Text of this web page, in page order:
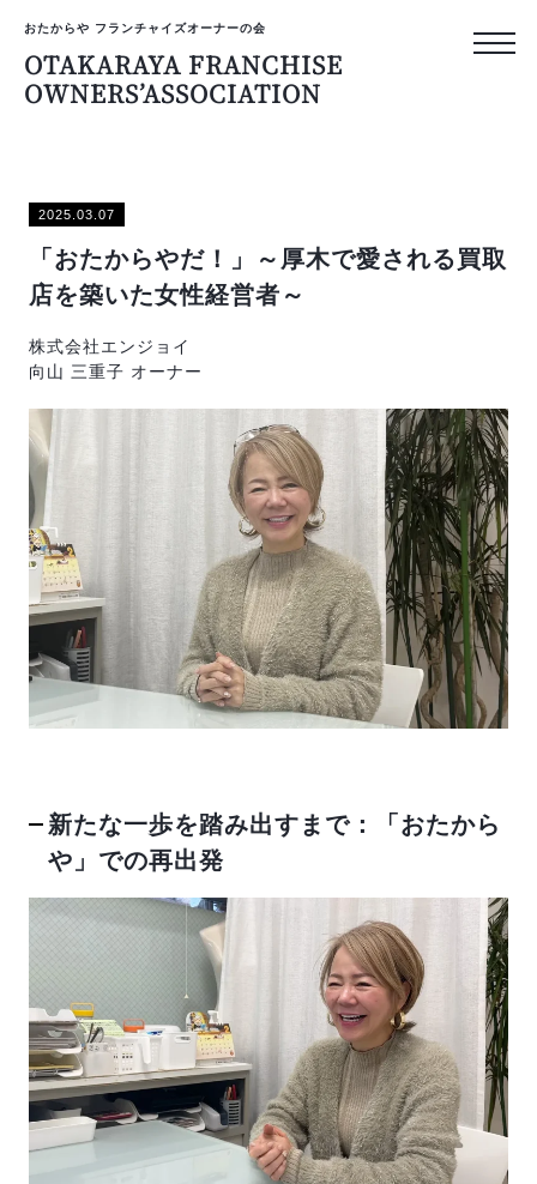
おたからや フランチャイズオーナーの会
OTAKARAYA FRANCHISE
OWNERS’ASSOCIATION
FRANCHISE
オーナーのリアルな声
プライバシーポリシー
反社会的勢力排除宣言
SVブログ
運営会社
2025.03.07
「おたからやだ！」～厚木で愛される買取
店を築いた女性経営者～
株式会社エンジョイ
向山 三重子 オーナー
新たな一歩を踏み出すまで：「おたから
や」での再出発